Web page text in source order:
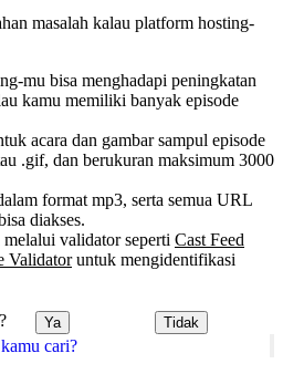
cari?
masalah kalau platform hosting-
mu bisa menghadapi peningkatan
kamu memiliki banyak episode
acara dan gambar sampul episode
.gif, dan berukuran maksimum 3000
format mp3, serta semua URL
diakses.
validator seperti Cast Feed
Validatoruntuk mengidentifikasi
Ya Tidak